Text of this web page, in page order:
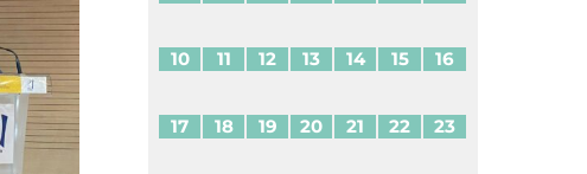
10 11 12 13 14 15 16
17 18 19 20 21 22 23